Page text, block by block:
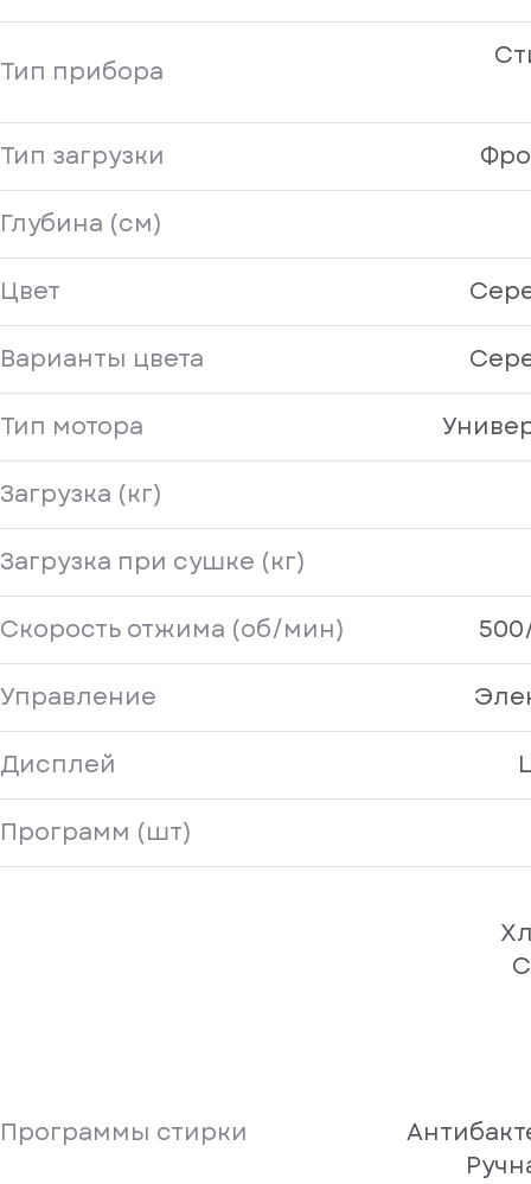
Тип прибора
Тип загрузки
Глубина (см)
Цвет
Варианты цвета
Тип мотора
Загрузка (кг)
Загрузка при сушке (кг)
Скорость отжима (об/мин)
Управление
Дисплей
Программ (шт)
Программы стирки